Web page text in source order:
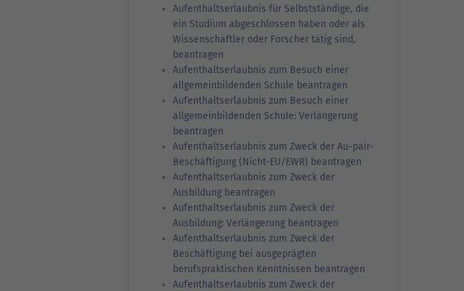
Aufenthaltserlaubnis für Selbstständige, die
ein Studium abgeschlossen haben oder als
Wissenschaftler oder Forscher tätig sind,
beantragen
Aufenthaltserlaubnis zum Besuch einer
allgemeinbildenden Schule beantragen
Aufenthaltserlaubnis zum Besuch einer
allgemeinbildenden Schule: Verlängerung
beantragen
Aufenthaltserlaubnis zum Zweck der Au-pair-
Beschäftigung (Nicht-EU/EWR) beantragen
Aufenthaltserlaubnis zum Zweck der
Ausbildung beantragen
Aufenthaltserlaubnis zum Zweck der
Ausbildung: Verlängerung beantragen
Aufenthaltserlaubnis zum Zweck der
Beschäftigung bei ausgeprägten
berufspraktischen Kenntnissen beantragen
Aufenthaltserlaubnis zum Zweck der